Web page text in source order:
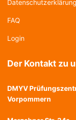
Datenschutzerklärung
FAQ
Login
Der Kontakt zu
DMYV
Vorpommern